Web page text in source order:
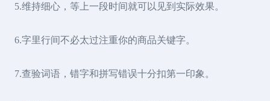
5.维持细心，等上一段时间就可以见到实际效果。
6.字里行间不必太过注重你的商品关键字。
7.查验词语，错字和拼写错误十分扣第一印象。